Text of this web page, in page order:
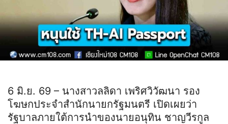
6 มิ.ย. 69 – นางสาวลลิดา เพริศวิวัฒนา รอง
โฆษกประจำสำนักนายกรัฐมนตรี เปิดเผยว่า
รัฐบาลภายใต้การนำของนายอนุทิน ชาญวีรกูล